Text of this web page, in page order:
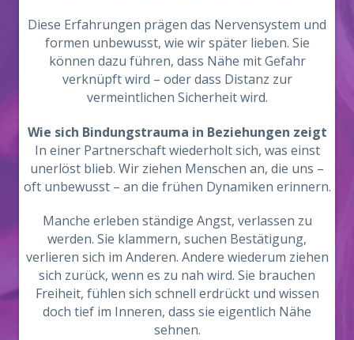
Diese Erfahrungen prägen das Nervensystem und
formen unbewusst, wie wir später lieben. Sie
können dazu führen, dass Nähe mit Gefahr
verknüpft wird – oder dass Distanz zur
vermeintlichen Sicherheit wird.
Wie sich Bindungstrauma in Beziehungen zeigt
In einer Partnerschaft wiederholt sich, was einst
unerlöst blieb. Wir ziehen Menschen an, die uns –
oft unbewusst – an die frühen Dynamiken erinnern.
Manche erleben ständige Angst, verlassen zu
werden. Sie klammern, suchen Bestätigung,
verlieren sich im Anderen. Andere wiederum ziehen
sich zurück, wenn es zu nah wird. Sie brauchen
Freiheit, fühlen sich schnell erdrückt und wissen
doch tief im Inneren, dass sie eigentlich Nähe
sehnen.